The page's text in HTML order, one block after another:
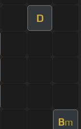
D
Bm